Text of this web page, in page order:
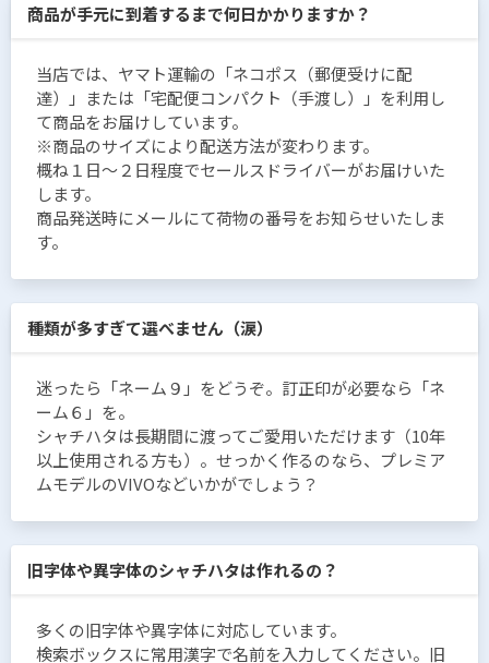
商品が手元に到着するまで何日かかりますか？
当店では、ヤマト運輸の「ネコポス（郵便受けに配
達）」または「宅配便コンパクト（手渡し）」を利用し
て商品をお届けしています。
※商品のサイズにより配送方法が変わります。
概ね１日〜２日程度でセールスドライバーがお届けいた
します。
商品発送時にメールにて荷物の番号をお知らせいたしま
す。
種類が多すぎて選べません（涙）
迷ったら「ネーム９」をどうぞ。訂正印が必要なら「ネ
ーム６」を。
シャチハタは長期間に渡ってご愛用いただけます（10年
以上使用される方も）。せっかく作るのなら、プレミア
ムモデルのVIVOなどいかがでしょう？
旧字体や異字体のシャチハタは作れるの？
多くの旧字体や異字体に対応しています。
検索ボックスに常用漢字で名前を入力してください。旧